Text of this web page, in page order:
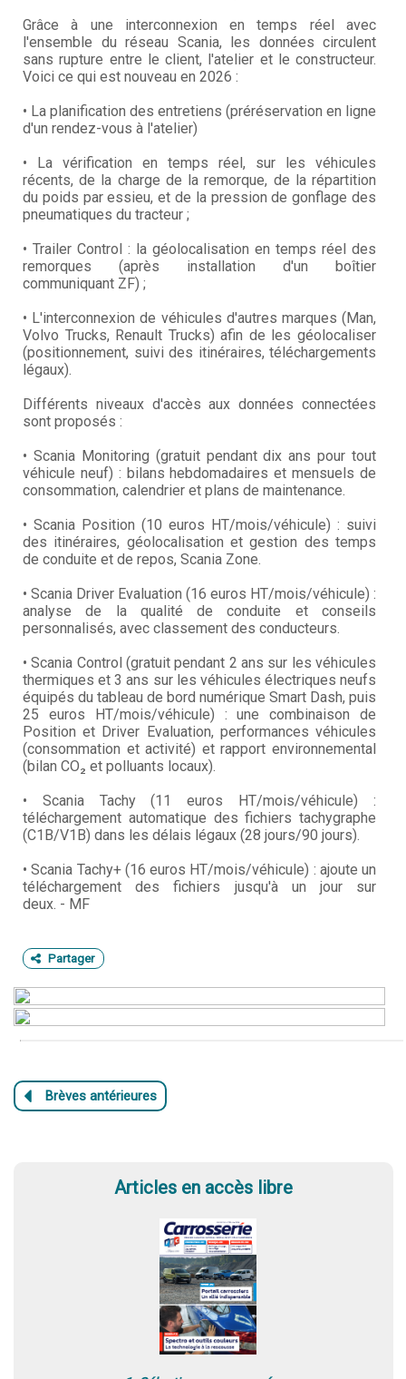
Grâce à une interconnexion en temps réel avec
l'ensemble du réseau Scania, les données circulent
sans rupture entre le client, l'atelier et le constructeur.
Voici ce qui est nouveau en 2026 :
• La planification des entretiens (préréservation en ligne
d'un rendez-vous à l'atelier)
• La vérification en temps réel, sur les véhicules
récents, de la charge de la remorque, de la répartition
du poids par essieu, et de la pression de gonflage des
pneumatiques du tracteur ;
• Trailer Control : la géolocalisation en temps réel des
remorques (après installation d'un boîtier
communiquant ZF) ;
• L'interconnexion de véhicules d'autres marques (Man,
Volvo Trucks, Renault Trucks) afin de les géolocaliser
(positionnement, suivi des itinéraires, téléchargements
légaux).
Différents niveaux d'accès aux données connectées
sont proposés :
• Scania Monitoring (gratuit pendant dix ans pour tout
véhicule neuf) : bilans hebdomadaires et mensuels de
consommation, calendrier et plans de maintenance.
• Scania Position (10 euros HT/mois/véhicule) : suivi
des itinéraires, géolocalisation et gestion des temps
de conduite et de repos, Scania Zone.
• Scania Driver Evaluation (16 euros HT/mois/véhicule) :
analyse de la qualité de conduite et conseils
personnalisés, avec classement des conducteurs.
• Scania Control (gratuit pendant 2 ans sur les véhicules
thermiques et 3 ans sur les véhicules électriques neufs
équipés du tableau de bord numérique Smart Dash, puis
25 euros HT/mois/véhicule) : une combinaison de
Position et Driver Evaluation, performances véhicules
(consommation et activité) et rapport environnemental
(bilan CO₂ et polluants locaux).
• Scania Tachy (11 euros HT/mois/véhicule) :
téléchargement automatique des fichiers tachygraphe
(C1B/V1B) dans les délais légaux (28 jours/90 jours).
• Scania Tachy+ (16 euros HT/mois/véhicule) : ajoute un
téléchargement des fichiers jusqu'à un jour sur
deux. - MF
Partager
Articles en accès libre